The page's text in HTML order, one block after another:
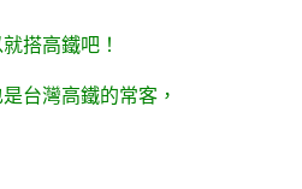
搭高鐵吧！
台灣高鐵的常客，